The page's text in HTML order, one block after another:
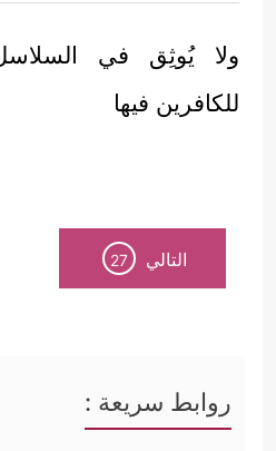
ولا يُوثِق في
للكافرين فيها
التالي 27
روابط سريعة :